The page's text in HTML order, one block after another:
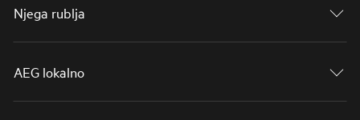
Njega rublja
AEG lokalno